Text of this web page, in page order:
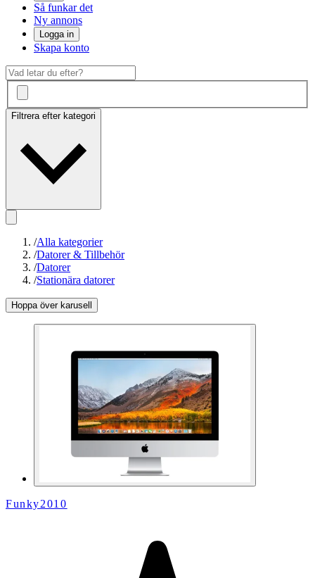
Så funkar det
Ny annons
Logga in
Skapa konto
Filtrera efter kategori
/Alla kategorier
/Datorer & Tillbehör
/Datorer
/Stationära datorer
Hoppa över karusell
Funky2010